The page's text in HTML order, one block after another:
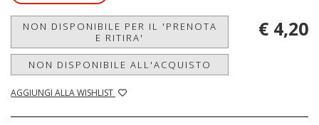
NON DISPONIBILE PER IL 'PRENOTA
E RITIRA'
NON DISPONIBILE ALL'ACQUISTO
AGGIUNGI ALLA WISHLIST
€ 4,20